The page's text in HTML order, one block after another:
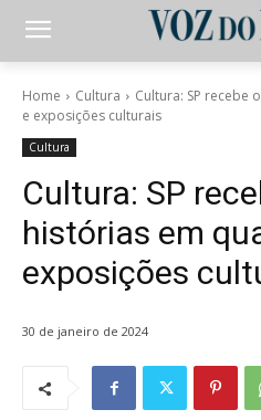
Home Cultura
Cultura: SP recebe
e exposições culturais
Cultura
Cultura: SP
histórias em
exposições
30 de janeiro de 2024